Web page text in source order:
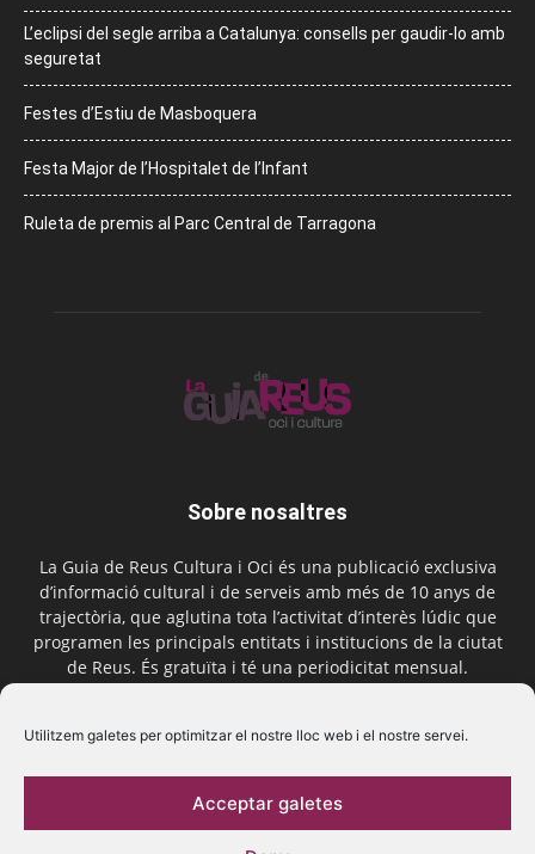
Utilitzem galetes per optimitzar el nostre lloc web i el nostre servei.
Acceptar galetes
L’eclipsi del segle arriba a Catalunya: consells per gaudir-lo amb
seguretat
Festes d’Estiu de Masboquera
Festa Major de l’Hospitalet de l’Infant
Ruleta de premis al Parc Central de Tarragona
Sobre nosaltres
La Guia de Reus Cultura i Oci és una publicació exclusiva
d’informació cultural i de serveis amb més de 10 anys de
trajectòria, que aglutina tota l’activitat d’interès lúdic que
programen les principals entitats i institucions de la ciutat
de Reus. És gratuïta i té una periodicitat mensual.
Segueix-nos